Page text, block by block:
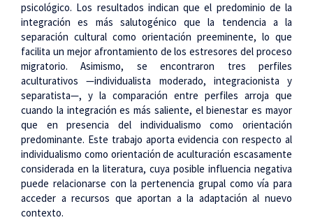
psicológico. Los resultados indican que el predominio de la
integración es más salutogénico que la tendencia a la
separación cultural como orientación preeminente, lo que
facilita un mejor afrontamiento de los estresores del proceso
migratorio. Asimismo, se encontraron tres perfiles
aculturativos —individualista moderado, integracionista y
separatista—, y la comparación entre perfiles arroja que
cuando la integración es más saliente, el bienestar es mayor
que en presencia del individualismo como orientación
predominante. Este trabajo aporta evidencia con respecto al
individualismo como orientación de aculturación escasamente
considerada en la literatura, cuya posible influencia negativa
puede relacionarse con la pertenencia grupal como vía para
acceder a recursos que aportan a la adaptación al nuevo
contexto.